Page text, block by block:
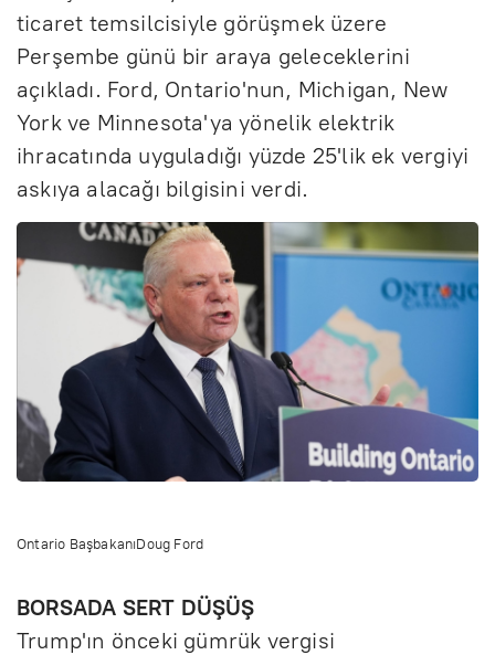
ticaret temsilcisiyle görüşmek üzere
Perşembe günü bir araya geleceklerini
açıkladı. Ford, Ontario'nun, Michigan, New
York ve Minnesota'ya yönelik elektrik
ihracatında uyguladığı yüzde 25'lik ek vergiyi
askıya alacağı bilgisini verdi.
Ontario BaşbakanıDoug Ford
BORSADA SERT DÜŞÜŞ
Trump'ın önceki gümrük vergisi